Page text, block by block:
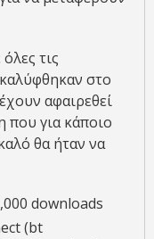
τις
στο
αφαιρεθεί
που για κάποιο
θα ήταν να
downloads
(bt